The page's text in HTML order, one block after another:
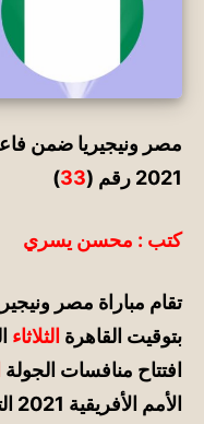
مصر ونيجيريا ضمن
2021 رقم (
33
)
كتب : محسن يسري
تقام مباراة مصر
بتوقيت القاهرة الثلاثاء
افتتاح منافسات الجولة